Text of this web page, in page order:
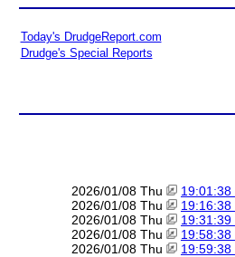
Today's DrudgeReport.com
Drudge's Special Reports
2026/01/08 Thu 19:01:38
2026/01/08 Thu 19:16:38
2026/01/08 Thu 19:31:39
2026/01/08 Thu 19:58:38
2026/01/08 Thu 19:59:38